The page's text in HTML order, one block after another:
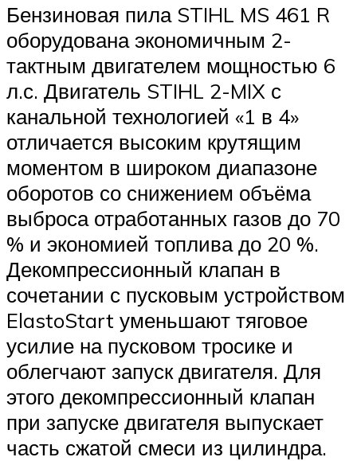
Бензиновая пила STIHL MS 461 R
оборудована экономичным 2-
тактным двигателем мощностью 6
л.с. Двигатель STIHL 2-MIX с
канальной технологией «1 в 4»
отличается высоким крутящим
моментом в широком диапазоне
оборотов со снижением объёма
выброса отработанных газов до 70
% и экономией топлива до 20 %.
Декомпрессионный клапан в
сочетании с пусковым устройством
ElastoStart уменьшают тяговое
усилие на пусковом тросике и
облегчают запуск двигателя. Для
этого декомпрессионный клапан
при запуске двигателя выпускает
часть сжатой смеси из цилиндра.